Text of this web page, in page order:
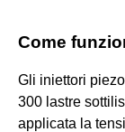
Come
Gli iniettori
300 lastre
applicata la